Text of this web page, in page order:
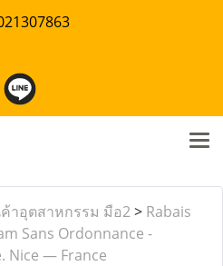
าอุตสาหกรรม มือ2> Rabais
Sans Ordonnance -
Nice — France